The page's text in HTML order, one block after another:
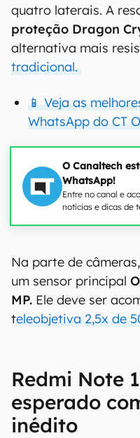
quatro laterais. A
proteção Dragon
alternativa mais
tradicional.
📱 Veja as
WhatsApp do CT
O Canaltech
WhatsApp!
Entre no canal e
notícias e dicas de
Na parte de
um sensor principal
MP. Ele deve ser
teleobjetiva 2,5x de
Redmi Note
esperado
inédito